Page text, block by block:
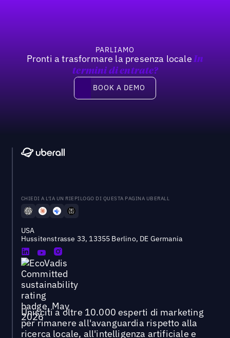
PARLIAMO
Pronti a trasformare la presenza locale In
termini di entrate?
Book a demo
BOOK A DEMO
CHIEDI A L'IA UN RIEPILOGO DI QUESTA PAGINA UBERALL
USA
Hussitenstrasse 33, 13355 Berlino, DE Germania
Unisciti a oltre 10.000 esperti di marketing
per rimanere all'avanguardia rispetto alla
ricerca locale, all'intelligenza artificiale e